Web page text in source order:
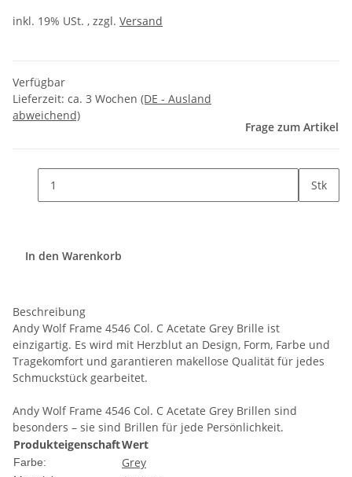
inkl. 19% USt. , zzgl. Versand
Verfügbar
Lieferzeit: ca. 3 Wochen (DE - Ausland
abweichend)
Frage zum Artikel
Stk
In den Warenkorb
Beschreibung
Andy Wolf Frame 4546 Col. C Acetate Grey Brille ist
einzigartig. Es wird mit Herzblut an Design, Form, Farbe und
Tragekomfort und garantieren makellose Qualität für jedes
Schmuckstück gearbeitet.
Andy Wolf Frame 4546 Col. C Acetate Grey Brillen sind
besonders – sie sind Brillen für jede Persönlichkeit.
ProdukteigenschaftWert
Farbe: Grey